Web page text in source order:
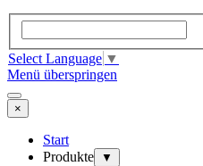
Select Language ▼
Menü überspringen
×
Start
Produkte
▼